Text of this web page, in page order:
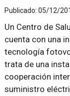
Publicado: 05/12/
Un Centro de
cuenta con una
tecnología
trata de una
cooperación
suministro